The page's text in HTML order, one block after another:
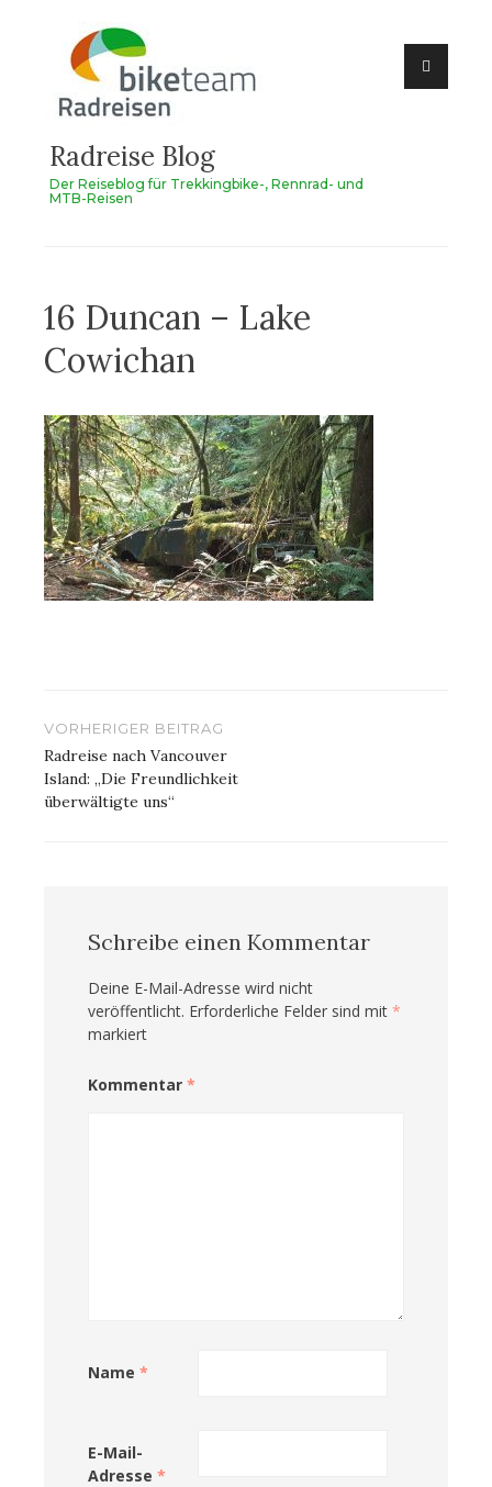
springen
Radreise Blog
Der Reiseblog für Trekkingbike-, Rennrad- und
MTB-Reisen
16 Duncan – Lake
Cowichan
Beitragsnavigation
VORHERIGER BEITRAG
Radreise nach Vancouver
Island: „Die Freundlichkeit
überwältigte uns“
Schreibe einen Kommentar
Deine E-Mail-Adresse wird nicht
veröffentlicht. Erforderliche Felder sind mit *
markiert
Kommentar *
Name *
E-Mail-
Adresse *